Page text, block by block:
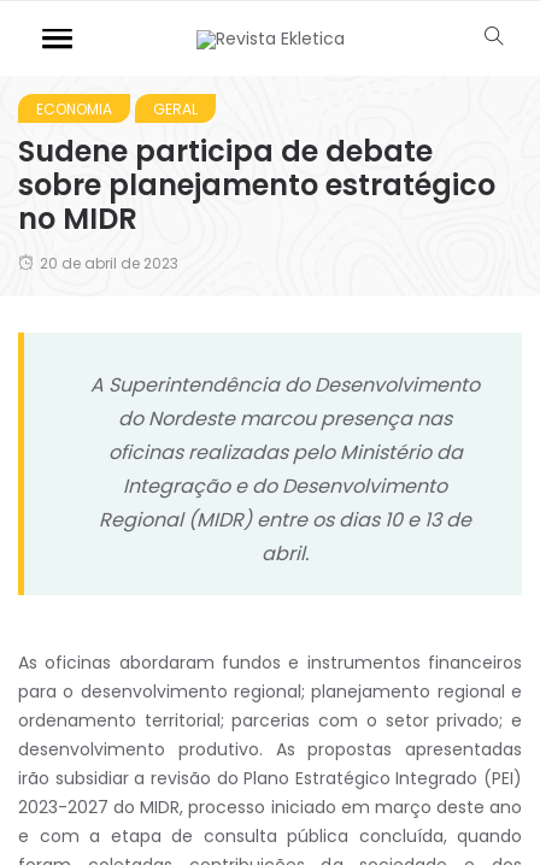
ECONOMIA GERAL
Sudene participa de debate
sobre planejamento estratégico
no MIDR
20 de abril de 2023
A Superintendência do Desenvolvimento
do Nordeste marcou presença nas
oficinas realizadas pelo Ministério da
Integração e do Desenvolvimento
Regional (MIDR) entre os dias 10 e 13 de
abril.
As oficinas abordaram fundos e instrumentos financeiros
para o desenvolvimento regional; planejamento regional e
ordenamento territorial; parcerias com o setor privado; e
desenvolvimento produtivo. As propostas apresentadas
irão subsidiar a revisão do Plano Estratégico Integrado (PEI)
2023-2027 do MIDR, processo iniciado em março deste ano
e com a etapa de consulta pública concluída, quando